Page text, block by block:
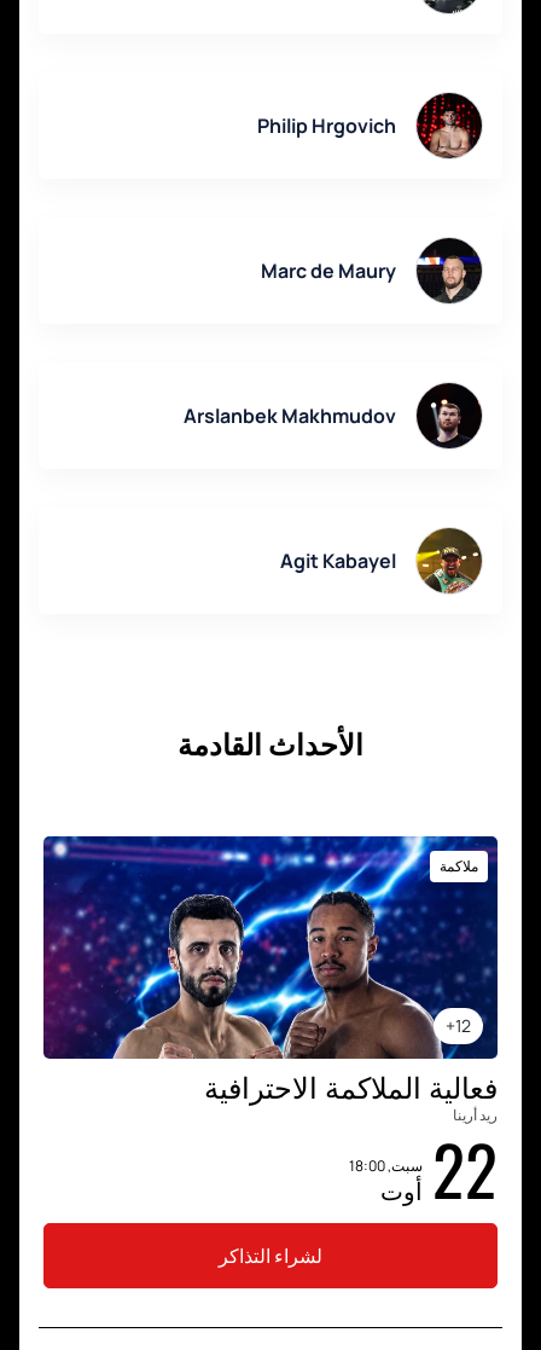
Philip Hrgovich
Marc de Maury
Arslanbek Makhmudov
Agit Kabayel
الأحداث القادمة
12+
ملاكمة
فعالية الملاكمة الاحترافية
ريد أرينا
22 سبت, 18:00
أوت
لشراء التذاكر